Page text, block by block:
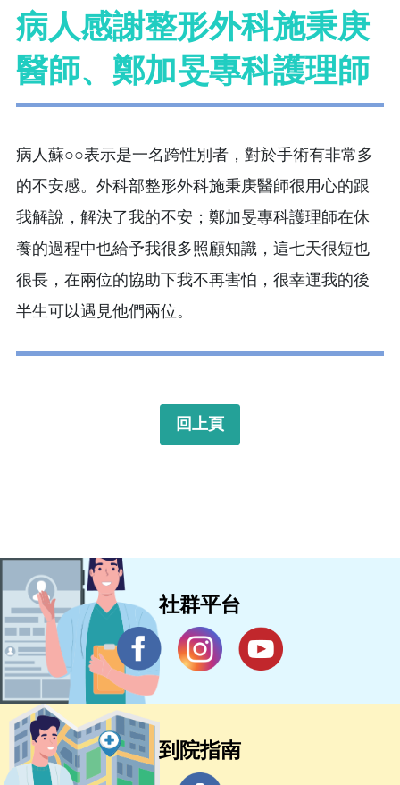
病人感謝整形外科施秉庚
醫師、鄭加旻專科護理師
病人蘇○○表示是一名跨性別者，對於手術有非常多
的不安感。外科部整形外科施秉庚醫師很用心的跟
我解說，解決了我的不安；鄭加旻專科護理師在休
養的過程中也給予我很多照顧知識，這七天很短也
很長，在兩位的協助下我不再害怕，很幸運我的後
半生可以遇見他們兩位。
回上頁
社群平台
到院指南